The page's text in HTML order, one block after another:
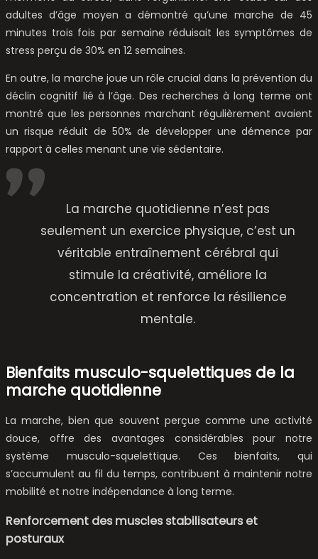
adultes d’âge moyen a démontré qu’une marche de 45
minutes trois fois par semaine réduisait les symptômes de
stress perçu de 30% en 12 semaines.
En outre, la marche joue un rôle crucial dans la prévention du
déclin cognitif lié à l’âge. Des recherches à long terme ont
montré que les personnes marchant régulièrement avaient
un risque réduit de 50% de développer une démence par
rapport à celles menant une vie sédentaire.
La marche quotidienne n’est pas
seulement un exercice physique, c’est un
véritable entraînement cérébral qui
stimule la créativité, améliore la
concentration et renforce la résilience
mentale.
Bienfaits musculo-squelettiques de la
marche quotidienne
La marche, bien que souvent perçue comme une activité
douce, offre des avantages considérables pour notre
système musculo-squelettique. Ces bienfaits, qui
s’accumulent au fil du temps, contribuent à maintenir notre
mobilité et notre indépendance à long terme.
Renforcement des muscles stabilisateurs et
posturaux